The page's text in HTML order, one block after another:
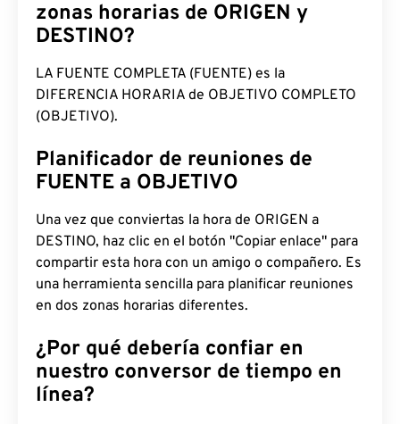
zonas horarias de ORIGEN y
DESTINO?
LA FUENTE COMPLETA (FUENTE) es la
DIFERENCIA HORARIA de OBJETIVO COMPLETO
(OBJETIVO).
Planificador de reuniones de
FUENTE a OBJETIVO
Una vez que conviertas la hora de ORIGEN a
DESTINO, haz clic en el botón "Copiar enlace" para
compartir esta hora con un amigo o compañero. Es
una herramienta sencilla para planificar reuniones
en dos zonas horarias diferentes.
¿Por qué debería confiar en
nuestro conversor de tiempo en
línea?